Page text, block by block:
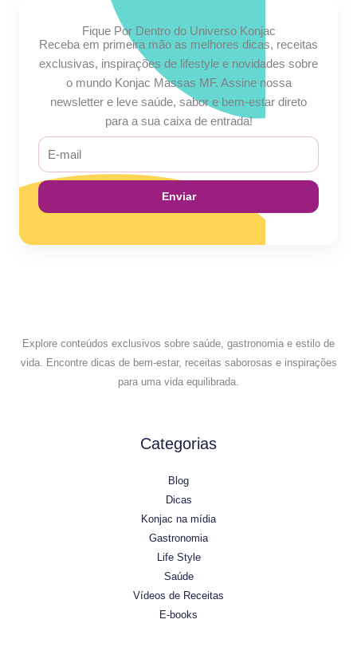
Fique Por Dentro do Universo Konjac
Receba em primeira mão as melhores dicas, receitas
exclusivas, inspirações de lifestyle e novidades sobre
o mundo Konjac Massas MF. Assine nossa
newsletter e leve saúde, sabor e bem-estar direto
para a sua caixa de entrada!
E-
mail
Enviar
Explore conteúdos exclusivos sobre saúde, gastronomia e estilo de
vida. Encontre dicas de bem-estar, receitas saborosas e inspirações
para uma vida equilibrada.
Categorias
Blog
Dicas
Konjac na mídia
Gastronomia
Life Style
Saúde
Vídeos de Receitas
E-books